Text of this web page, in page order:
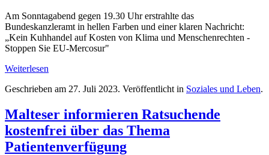
Am Sonntagabend gegen 19.30 Uhr erstrahlte das
Bundeskanzleramt in hellen Farben und einer klaren Nachricht:
„Kein Kuhhandel auf Kosten von Klima und Menschenrechten -
Stoppen Sie EU-Mercosur"
Weiterlesen
Geschrieben am 27. Juli 2023. Veröffentlicht in Soziales und Leben.
Malteser informieren Ratsuchende
kostenfrei über das Thema
Patientenverfügung